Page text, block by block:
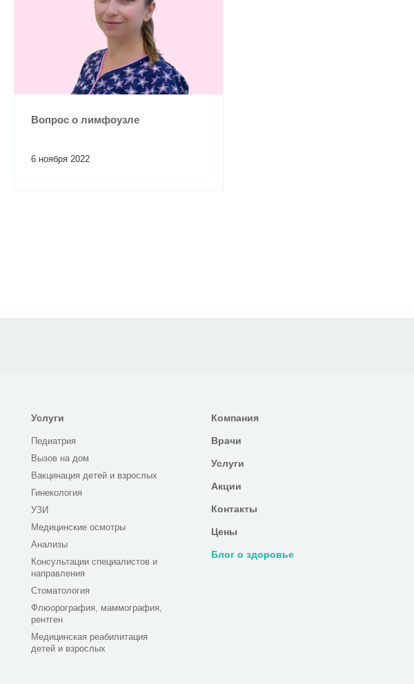
Вопрос о лимфоузле
6 ноября 2022
Услуги
Педиатрия
Вызов на дом
Вакцинация детей и взрослых
Гинекология
УЗИ
Медицинские осмотры
Анализы
Консультации специалистов и
направления
Стоматология
Флюорография, маммография,
рентген
Медицинская реабилитация
детей и взрослых
Компания
Врачи
Услуги
Акции
Контакты
Цены
Блог о здоровье